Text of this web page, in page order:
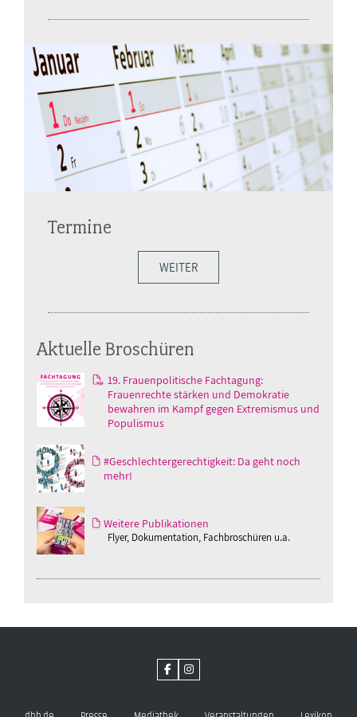
Termine
WEITER
Aktuelle Broschüren
19. Frauenpolitische Fachtagung:
Frauenrechte stärken und Demokratie
bewahren im Kampf gegen Extremismus und
Populismus
#Geschlechtergerechtigkeit: Da geht noch
mehr!
Weitere Publikationen
Flyer, Dokumentation, Fachbroschüren u.a.